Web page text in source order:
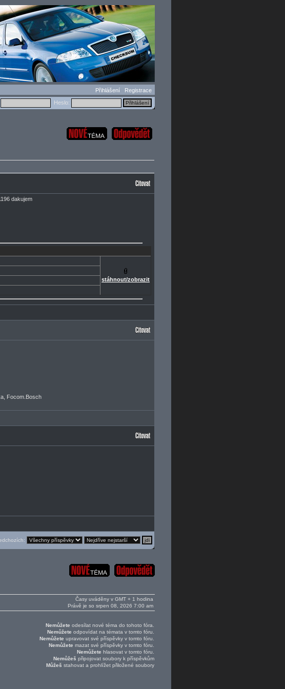
Přihlášení
Registrace
Heslo:
dakujem
stáhnout/zobrazit
Focom.Bosch
Časy uváděny v GMT + 1 hodina
Právě je so srpen 08, 2026 7:00 am
Nemůžete odesílat nové téma do tohoto fóra.
Nemůžete odpovídat na témata v tomto fóru.
Nemůžete upravovat své příspěvky v tomto fóru.
Nemůžete mazat své příspěvky v tomto fóru.
Nemůžete hlasovat v tomto fóru.
Nemůžeš připojovat soubory k příspěvkům
Můžeš stahovat a prohlížet přiložené soubory